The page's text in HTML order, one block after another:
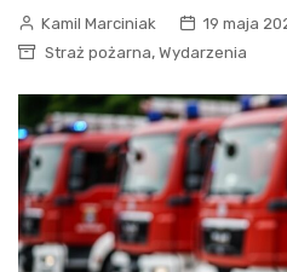
Kamil Marciniak
19 maja
Straż pożarna, Wydarzenia